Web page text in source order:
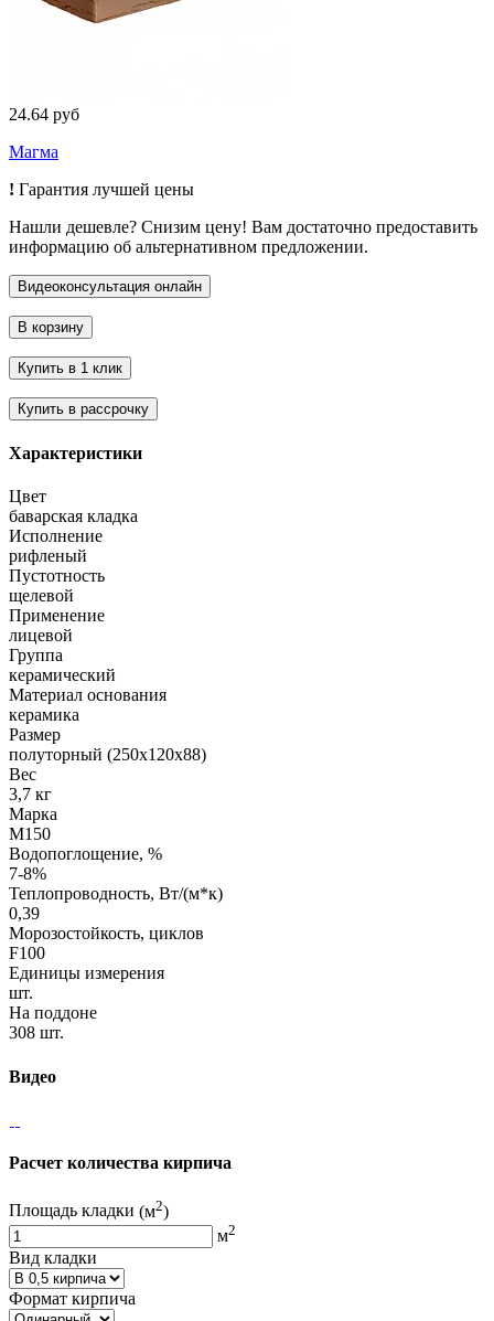
24.64 руб
Магма
! Гарантия лучшей цены
Нашли дешевле? Снизим цену! Вам достаточно предоставить
информацию об альтернативном предложении.
Характеристики
Цвет
баварская кладка
Исполнение
рифленый
Пустотность
щелевой
Применение
лицевой
Группа
керамический
Материал основания
керамика
Размер
полуторный (250х120х88)
Вес
3,7 кг
Марка
М150
Водопоглощение, %
7-8%
Теплопроводность, Вт/(м*к)
0,39
Морозостойкость, циклов
F100
Единицы измерения
шт.
На поддоне
308 шт.
Видео
Расчет количества кирпича
Площадь кладки (м2)
м2
Вид кладки
Формат кирпича